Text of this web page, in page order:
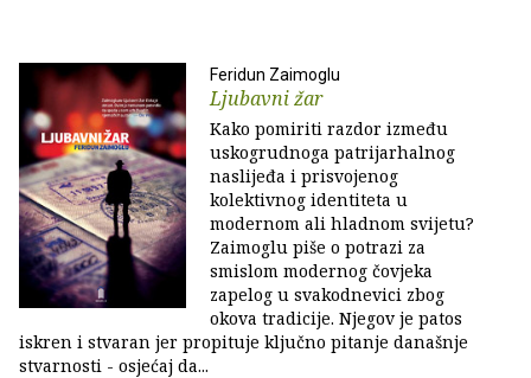
Feridun Zaimoglu
Ljubavni žar
Kako pomiriti razdor između
uskogrudnoga patrijarhalnog
naslijeđa i prisvojenog
kolektivnog identiteta u
modernom ali hladnom svijetu?
Zaimoglu piše o potrazi za
smislom modernog čovjeka
zapelog u svakodnevici zbog
okova tradicije. Njegov je patos
iskren i stvaran jer propituje ključno pitanje današnje
stvarnosti - osjećaj da...